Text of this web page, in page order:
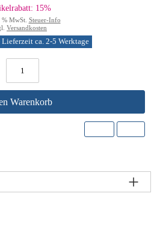
15%
MwSt. Steuer-Info
Versandkosten
ca. 2-5 Werktage
Warenkorb